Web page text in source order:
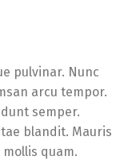
pulvinar. Nunc
arcu tempor.
semper.
blandit. Mauris
quam.